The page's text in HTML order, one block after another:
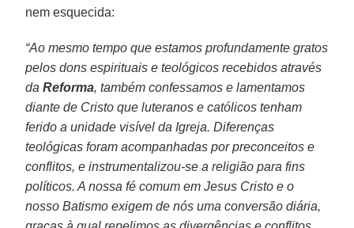
nem esquecida:
“Ao mesmo tempo que estamos profundamente gratos
pelos dons espirituais e teológicos recebidos através
daReforma, também confessamos e lamentamos
diante de Cristo que luteranos e católicos tenham
ferido a unidade visível da Igreja. Diferenças
teológicas foram acompanhadas por preconceitos e
conflitos, e instrumentalizou-se a religião para fins
políticos. A nossa fé comum em Jesus Cristo e o
nosso Batismo exigem de nós uma conversão diária,